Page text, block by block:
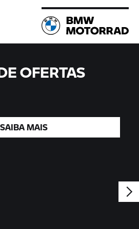
OFERTAS
SAIBA MAIS